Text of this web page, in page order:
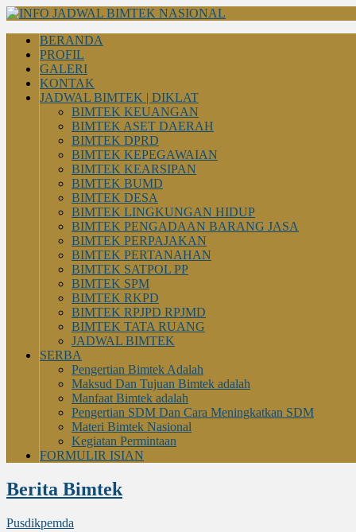
BERANDA
PROFIL
GALERI
KONTAK
JADWAL BIMTEK | DIKLAT
BIMTEK KEUANGAN
BIMTEK ASET DAERAH
BIMTEK DPRD
BIMTEK KEPEGAWAIAN
BIMTEK KEARSIPAN
BIMTEK BUMD
BIMTEK DESA
BIMTEK LINGKUNGAN HIDUP
BIMTEK PENGADAAN BARANG JASA
BIMTEK PERPAJAKAN
BIMTEK PERTANAHAN
BIMTEK SATPOL PP
BIMTEK SPM
BIMTEK RKPD
BIMTEK RPJPD RPJMD
BIMTEK TATA RUANG
JADWAL BIMTEK
SERBA
Pengertian Bimtek Adalah
Maksud Dan Tujuan Bimtek adalah
Manfaat Bimtek adalah
Pengertian SDM Dan Cara Meningkatkan SDM
Materi Bimtek Nasional
Kegiatan Permintaan
FORMULIR ISIAN
Berita Bimtek
Pusdikpemda